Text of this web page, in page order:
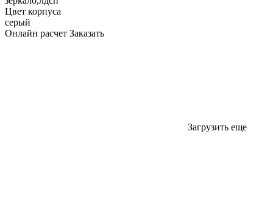
Цвет корпуса
серый
Онлайн расчет Заказать
Загрузить еще